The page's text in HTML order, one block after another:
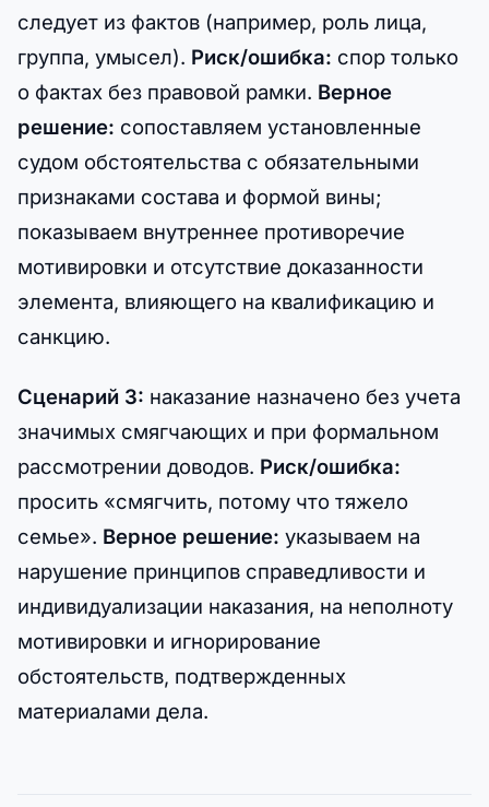
следует из фактов (например, роль лица,
группа, умысел). Риск/ошибка: спор только
о фактах без правовой рамки. Верное
решение: сопоставляем установленные
судом обстоятельства с обязательными
признаками состава и формой вины;
показываем внутреннее противоречие
мотивировки и отсутствие доказанности
элемента, влияющего на квалификацию и
санкцию.
Сценарий 3: наказание назначено без учета
значимых смягчающих и при формальном
рассмотрении доводов. Риск/ошибка:
просить «смягчить, потому что тяжело
семье». Верное решение: указываем на
нарушение принципов справедливости и
индивидуализации наказания, на неполноту
мотивировки и игнорирование
обстоятельств, подтвержденных
материалами дела.